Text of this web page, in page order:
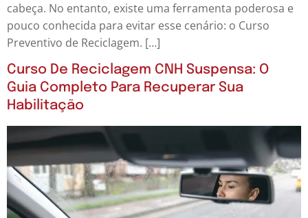
cabeça. No entanto, existe uma ferramenta poderosa e
pouco conhecida para evitar esse cenário: o Curso
Preventivo de Reciclagem. […]
Curso De Reciclagem CNH Suspensa: O
Guia Completo Para Recuperar Sua
Habilitação